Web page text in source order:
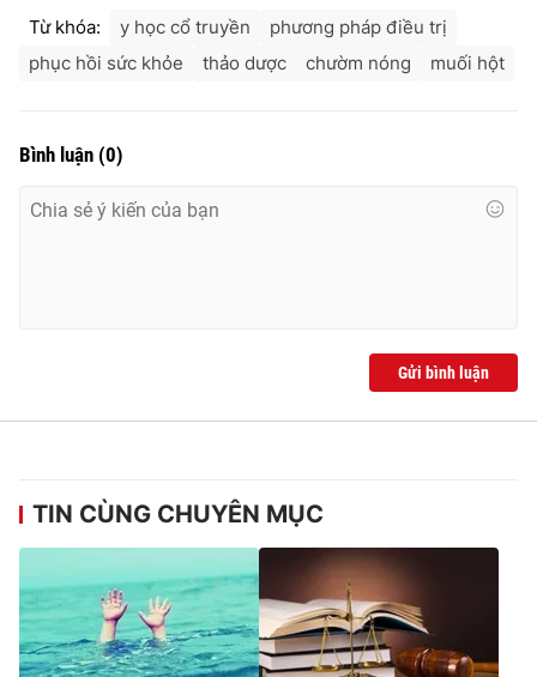
Từ khóa: y học cổ truyền
phương pháp điều trị
phục hồi sức khỏe
thảo dược chườm nóng muối hột
Bình luận (0)
Gửi bình luận
TIN CÙNG CHUYÊN MỤC